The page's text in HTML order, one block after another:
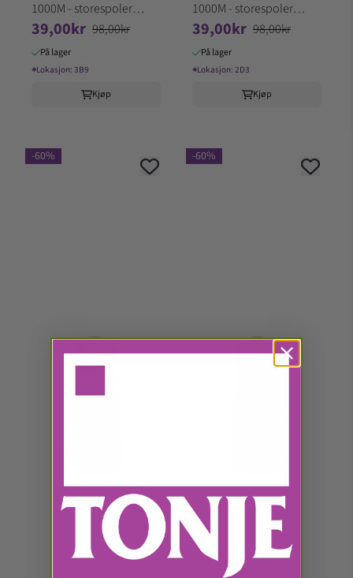
1000M - storespoler
100% Akryl (3B9)
39,00kr 98,00kr
På lager
⌖Lokasjon: 3B9
Kjøp
1000M - storespoler
100% Akryl (2D3)
39,00kr 98,00kr
På lager
⌖Lokasjon: 2D3
Kjøp
-60% -60%